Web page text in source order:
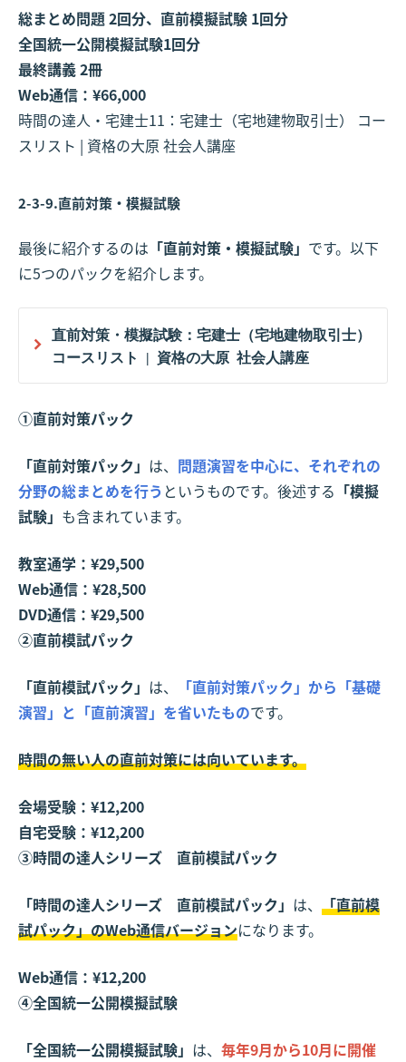
総まとめ問題 2回分、直前模擬試験 1回分
全国統一公開模擬試験1回分
最終講義 2冊
Web通信：¥66,000
時間の達人・宅建士11：宅建士（宅地建物取引士） コー
スリスト | 資格の大原 社会人講座
2-3-9.直前対策・模擬試験
最後に紹介するのは 「直前対策・模擬試験」 です。以下
に5つのパックを紹介します。
直前対策・模擬試験：宅建士（宅地建物取引士）
コースリスト | 資格の大原 社会人講座
①直前対策パック
「直前対策パック」 は、 問題演習を中心に、それぞれの
分野の総まとめを行う というものです。後述する 「模擬
試験」 も含まれています。
教室通学：¥29,500
Web通信：¥28,500
DVD通信：¥29,500
②直前模試パック
「直前模試パック」 は、
「直前対策パック」から「基礎
演習」と「直前演習」を省いたものです。
時間の無い人の直前対策には向いています。
会場受験：¥12,200
自宅受験：¥12,200
③時間の達人シリーズ 直前模試パック
「時間の達人シリーズ 直前模試パック」 は、 「直前模
試パック」のWeb通信バージョンになります。
Web通信：¥12,200
④全国統一公開模擬試験
「全国統一公開模擬試験」 は、 毎年9月から10月に開催